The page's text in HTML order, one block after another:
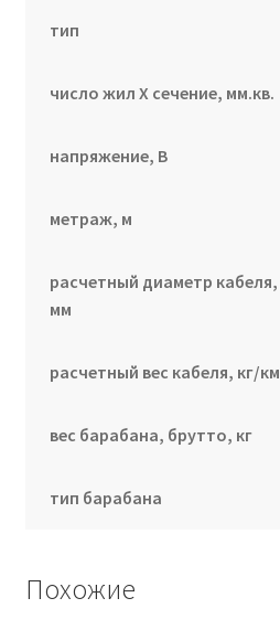
тип
число жил Х сечение, мм.кв.
напряжение, В
метраж, м
расчетный диаметр кабеля,
мм
расчетный вес кабеля, кг/км
вес барабана, брутто, кг
тип барабана
Похожие